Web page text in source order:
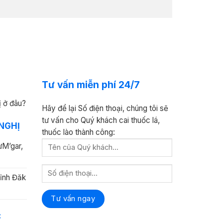
ở đâu?
Đăk
Tư vấn miễn phí 24/7
Hãy để lại Số điện thoại, chúng tôi sẽ
tư vấn cho Quý khách cai thuốc lá,
thuốc lào thành công: